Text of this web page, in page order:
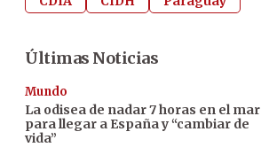
Últimas Noticias
Mundo
La odisea de nadar 7 horas en el mar
para llegar a España y “cambiar de
vida”